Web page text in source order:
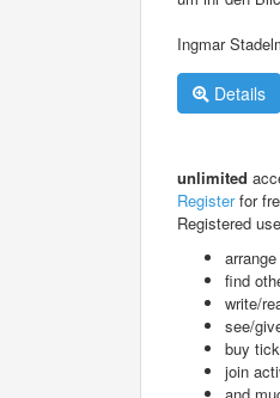
Ingmar
Details
unlimited
Registerfor
Registered
find
write/
see/
buy
join
and